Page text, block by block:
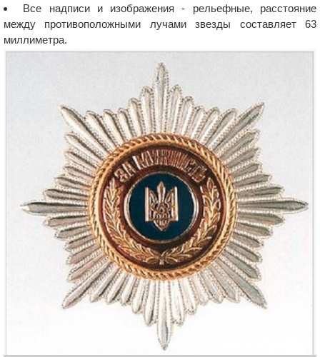
Все надписи и изображения - рельефные, расстояние
между противоположными лучами звезды составляет 63
миллиметра.